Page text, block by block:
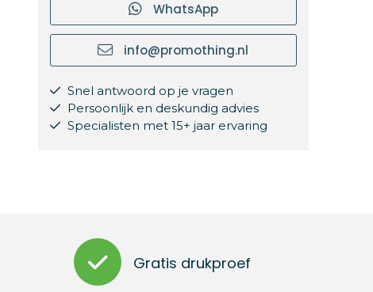
WhatsApp
info@promothing.nl
Snel antwoord op je vragen
Persoonlijk en deskundig advies
Specialisten met 15+ jaar ervaring
Gratis drukproef